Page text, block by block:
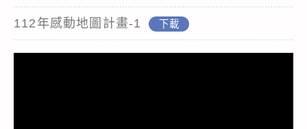
112年感動地圖計畫-1 下載